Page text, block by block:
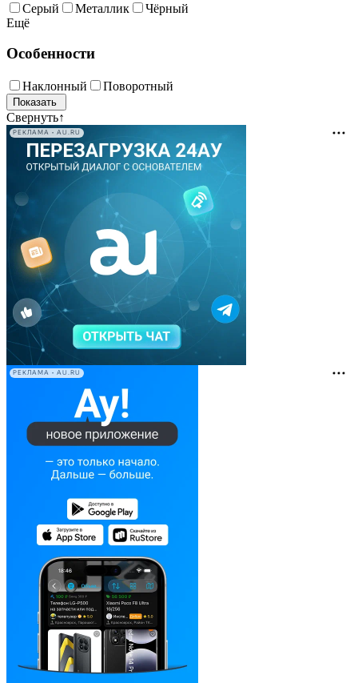
Cерый Металлик
Чёрный
Ещё
Особенности
Наклонный Поворотный
Свернуть↑
РЕКЛАМА • AU.RU
РЕКЛАМА • AU.RU